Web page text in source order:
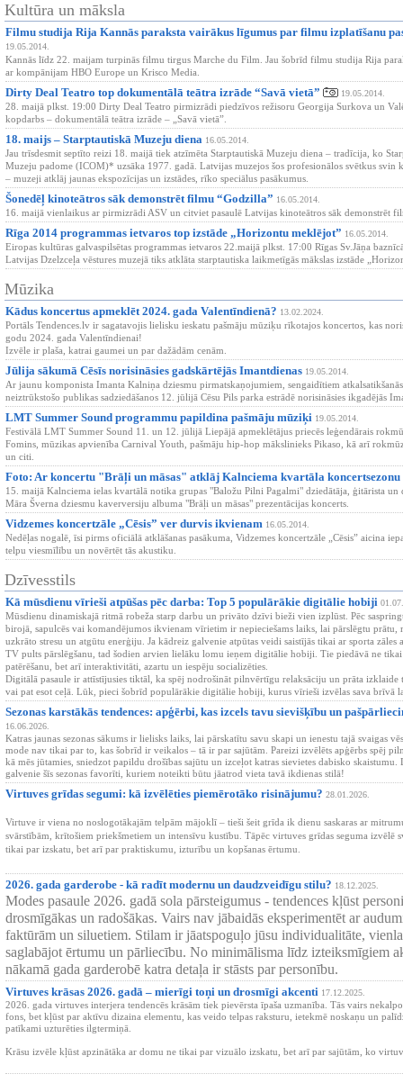
Kultūra un māksla
Filmu studija Rija Kannās paraksta vairākus līgumus par filmu izplatīšanu
19.05.2014.
Kannās līdz 22. maijam turpinās filmu tirgus Marche du Film. Jau šobrīd filmu studija Rija
ar kompānijam HBO Europe un Krisco Media.
Dirty Deal Teatro top dokumentālā teātra izrāde “Savā vietā” 19.05.2014.
28. maijā plkst. 19:00 Dirty Deal Teatro pirmizrādi piedzīvos režisoru Georgija Surkova un
kopdarbs – dokumentālā teātra izrāde – „Savā vietā”.
18. maijs – Starptautiskā Muzeju diena 16.05.2014.
Jau trīsdesmit septīto reizi 18. maijā tiek atzīmēta Starptautiskā Muzeju diena – tradīcija, ko
Muzeju padome (ICOM)* uzsāka 1977. gadā. Latvijas muzejos šos profesionālos svētkus svin
– muzeji atklāj jaunas ekspozīcijas un izstādes, rīko speciālus pasākumus.
Šonedēļ kinoteātros sāk demonstrēt filmu “Godzilla” 16.05.2014.
16. maijā vienlaikus ar pirmizrādi ASV un citviet pasaulē Latvijas kinoteātros sāk demonstrēt
Rīga 2014 programmas ietvaros top izstāde „Horizontu meklējot” 16.05.2014.
Eiropas kultūras galvaspilsētas programmas ietvaros 22.maijā plkst. 17:00 Rīgas Sv.Jāņa
Latvijas Dzelzceļa vēstures muzejā tiks atklāta starptautiska laikmetīgās mākslas izstāde
Mūzika
Kādus koncertus apmeklēt 2024. gada Valentīndienā? 13.02.2024.
Portāls Tendences.lv ir sagatavojis lielisku ieskatu pašmāju mūziķu rīkotajos koncertos, kas
godu 2024. gada Valentīndienai!
Izvēle ir plaša, katrai gaumei un par dažādām cenām.
Jūlija sākumā Cēsīs norisināsies gadskārtējās Imantdienas 19.05.2014.
Ar jaunu komponista Imanta Kalniņa dziesmu pirmatskaņojumiem, sengaidītiem
neiztrūkstošo publikas sadziedāšanos 12. jūlijā Cēsu Pils parka estrādē norisināsies ikgadējās
LMT Summer Sound programmu papildina pašmāju mūziķi 19.05.2014.
Festivālā LMT Summer Sound 11. un 12. jūlijā Liepājā apmeklētājus priecēs leģendārais
Fomins, mūzikas apvienība Carnival Youth, pašmāju hip-hop mākslinieks Pikaso, kā arī
un citi.
Foto: Ar koncertu "Brāļi un māsas" atklāj Kalnciema kvartāla koncertsezonu
15. maijā Kalnciema ielas kvartālā notika grupas "Baložu Pilni Pagalmi" dziedātāja, ģitārista un
Māra Šverna dziesmu kaverversiju albuma "Brāļi un māsas" prezentācijas koncerts.
Vidzemes koncertzāle „Cēsis” ver durvis ikvienam 16.05.2014.
Nedēļas nogalē, īsi pirms oficiālā atklāšanas pasākuma, Vidzemes koncertzāle „Cēsis” aicina
telpu viesmīlību un novērtēt tās akustiku.
Dzīvesstils
Kā mūsdienu vīrieši atpūšas pēc darba: Top 5 populārākie digitālie hobiji
Mūsdienu dinamiskajā ritmā robeža starp darbu un privāto dzīvi bieži vien izplūst. Pēc
birojā, sapulcēs vai komandējumos ikvienam vīrietim ir nepieciešams laiks, lai pārslēgtu prātu,
uzkrāto stresu un atgūtu enerģiju. Ja kādreiz galvenie atpūtas veidi saistījās tikai ar sporta zāles
TV pults pārslēgšanu, tad šodien arvien lielāku lomu ieņem digitālie hobiji. Tie piedāvā ne tikai
patērēšanu, bet arī interaktivitāti, azartu un iespēju socializēties.
Digitālā pasaule ir attīstījusies tiktāl, ka spēj nodrošināt pilnvērtīgu relaksāciju un prāta izklaide
vai pat esot ceļā. Lūk, pieci šobrīd populārākie digitālie hobiji, kurus vīrieši izvēlas sava brīvā
Sezonas karstākās tendences: apģērbi, kas izcels tavu sievišķību un
16.06.2026.
Katras jaunas sezonas sākums ir lielisks laiks, lai pārskatītu savu skapi un ienestu tajā svaigas
mode nav tikai par to, kas šobrīd ir veikalos – tā ir par sajūtām. Pareizi izvēlēts apģērbs spēj
kā mēs jūtamies, sniedzot papildu drošības sajūtu un izceļot katras sievietes dabisko skaistumu.
galvenie šīs sezonas favorīti, kuriem noteikti būtu jāatrod vieta tavā ikdienas stilā!
Virtuves grīdas segumi: kā izvēlēties piemērotāko risinājumu? 28.01.2026.
Virtuve ir viena no noslogotākajām telpām mājoklī – tieši šeit grīda ik dienu saskaras ar
svārstībām, krītošiem priekšmetiem un intensīvu kustību. Tāpēc virtuves grīdas seguma izvēlē
tikai par izskatu, bet arī par praktiskumu, izturību un kopšanas ērtumu.
2026. gada garderobe - kā radīt modernu un daudzveidīgu stilu? 18.12.2025.
Modes pasaule 2026. gadā sola pārsteigumus - tendences kļūst
drosmīgākas un radošākas. Vairs nav jābaidās eksperimentēt ar
faktūrām un siluetiem. Stilam ir jāatspoguļo jūsu individualitāte,
saglabājot ērtumu un pārliecību. No minimālisma līdz izteiksmīgiem
nākamā gada garderobē katra detaļa ir stāsts par personību.
Virtuves krāsas 2026. gadā – mierīgi toņi un drosmīgi akcenti 17.12.2025.
2026. gada virtuves interjera tendencēs krāsām tiek pievērsta īpaša uzmanība. Tās vairs
fons, bet kļūst par aktīvu dizaina elementu, kas veido telpas raksturu, ietekmē noskaņu un
patīkami uzturēties ilgtermiņā.
Krāsu izvēle kļūst apzinātāka ar domu ne tikai par vizuālo izskatu, bet arī par sajūtām, ko